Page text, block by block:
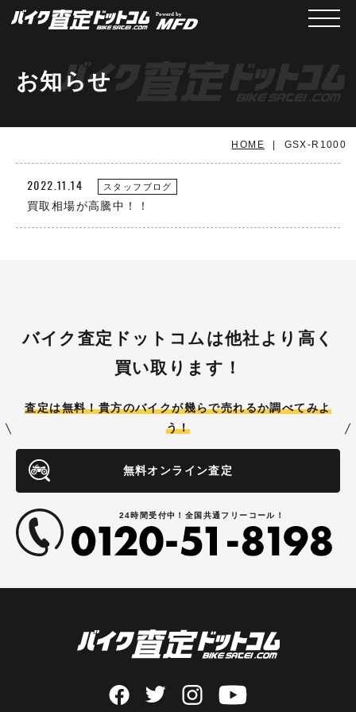
メニ
お知らせ
HOME GSX-R1000
2022.11.14 スタッフブログ
買取相場が高騰中！！
バイク査定ドットコムは他社より高く
買い取ります！
査定は無料！貴方のバイクが幾らで売れるか調べてみよ
う！
無料オンライン査定
24時間受付中！全国共通フリーコール！